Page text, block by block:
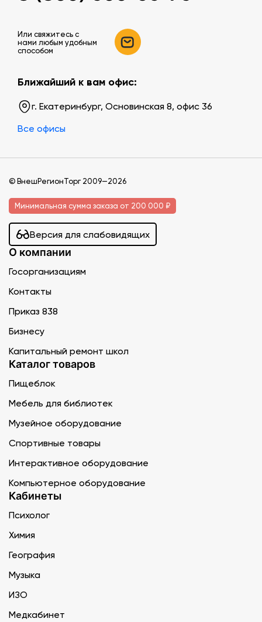
Или свяжитесь c
нами любым удобным
способом
Ближайший к вам офис:
г. Екатеринбург, Основинская 8, офис 36
Все офисы
© ВнешРегионТорг 2009—2026
Минимальная сумма заказа от 200 000 ₽
Версия для слабовидящих
О компании
Госорганизациям
Контакты
Приказ 838
Бизнесу
Капитальный ремонт школ
Каталог товаров
Пищеблок
Мебель для библиотек
Музейное оборудование
Спортивные товары
Интерактивное оборудование
Компьютерное оборудование
Кабинеты
Психолог
Химия
География
Музыка
ИЗО
Медкабинет